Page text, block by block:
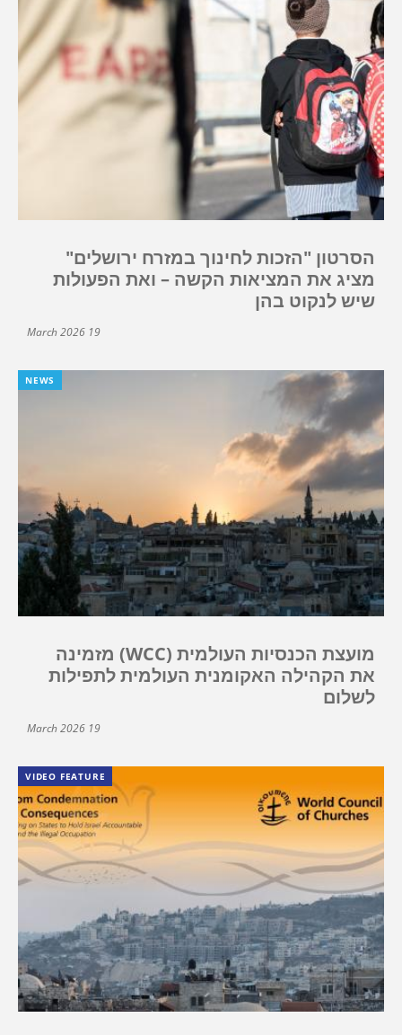
הסרטון "הזכות לחינוך במזרח ירושלים"
מציג את המציאות הקשה – ואת הפעולות
שיש לנקוט בהן
19 March 2026
NEWS
מועצת הכנסיות העולמית (WCC) מזמינה
את הקהילה האקומנית העולמית לתפילות
לשלום
19 March 2026
VIDEO FEATURE